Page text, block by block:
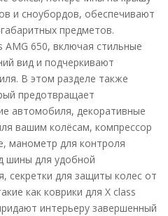
и сноубордов, обеспечивают
предметов.
AMG 650, включая стильные
вид и подчеркивают
В этом разделе также
предотвращает
автомобиля, декоративные
вашим колёсам, компрессор
манометр для контроля
шины для удобной
секретки для защиты колес от
как коврики для X class
интерьеру завершенный